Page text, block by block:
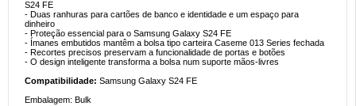
S24 FE
- Duas ranhuras para cartões de banco e identidade e um espaço para
dinheiro
- Proteção essencial para o Samsung Galaxy S24 FE
- Ímanes embutidos mantêm a bolsa tipo carteira Caseme 013 Series fechada
- Recortes precisos preservam a funcionalidade de portas e botões
- O design inteligente transforma a bolsa num suporte mãos-livres
Compatibilidade: Samsung Galaxy S24 FE
Embalagem: Bulk